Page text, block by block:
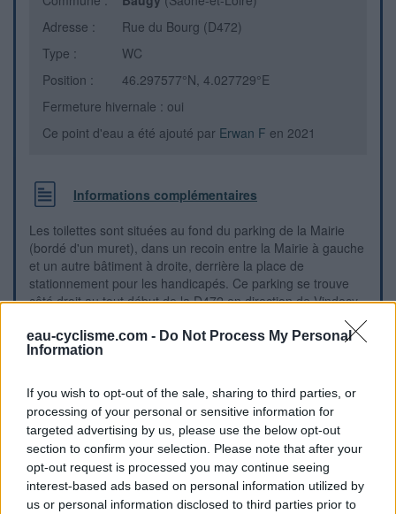
eau-cyclisme.com - Do Not Process My Personal
Information
If you wish to opt-out of the sale, sharing to third parties, or
processing of your personal or sensitive information for
targeted advertising by us, please use the below opt-out
section to confirm your selection. Please note that after your
opt-out request is processed you may continue seeing
interest-based ads based on personal information utilized by
us or personal information disclosed to third parties prior to
Adresse :
Rue du Bourg (D472)
Type :
WC
Position :
46.297577°N, 4.027729°E
Fermeture hivernale : oui
Ce point d'eau a été ajouté par Erwan F en 2021
Informations complémentaires
Les toilettes sont situées au fond du parking de la Mairie
(bordé d'un muret), dans un recoin entre la Mairie à gauche
et un autre bâtiment à droite, derrière la place de
stationnement pour les handicapés. Ce parking se trouve
côté droit au tout début de la D472 en direction de Vindecy,
implantés sur une place à gauche de la route, situés eux-
mêmes juste après l'église. Il n'y a pas de lavabo mais un
Repères visuels